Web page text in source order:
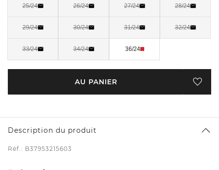
25/24 26/24 27/24 28/24
29/24 30/24 31/24 32/24
33/24 34/24 36/24
AU PANIER
Description du produit
Réf.: B37953215603